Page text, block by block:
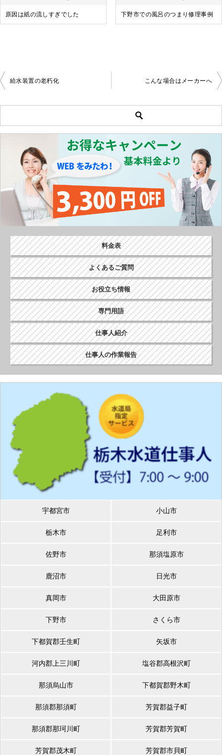
原因は紙の流しすぎでした 下野市での風呂のつまり修理事例
投
稿
ビ
ゲ
ー
シ
ョ
ン
給水装置の老朽化 こんな場合はメーカーへ
料金表
よくあるご質問
お役立ち情報
専門用語
仕事人紹介
仕事人の作業報告
宇都宮市 小山市
栃木市 足利市
佐野市 那須塩原市
鹿沼市 日光市
真岡市 大田原市
下野市 さくら市
下都賀郡壬生町 矢坂市
河内郡上三川町 塩谷郡高根沢町
那須烏山市 下都賀郡野木町
那須郡那須町 芳賀郡益子町
那須郡那珂川町 芳賀郡芳賀町
芳賀郡茂木町 芳賀郡市貝町